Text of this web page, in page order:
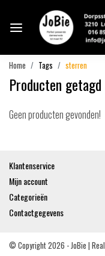
Home Tags sterren
Producten
Geen producten gevonden!
Klantenservice
Mijn account
Categorieën
Contactgegevens
© Copyright 2026 - JoBie |